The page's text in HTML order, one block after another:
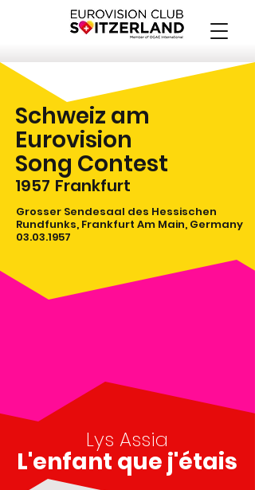
Schweiz am
Eurovision
Song Contest
Frankfurt
1957
Grosser Sendesaal des Hessischen
Rundfunks, Frankfurt Am Main, Germany
03.03.1957
Lys Assia
L'enfant que j'étais